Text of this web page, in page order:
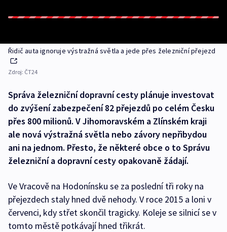
Řidič auta ignoruje výstražná světla a jede přes železniční přejezd
Zdroj: ČT24
Správa železniční dopravní cesty plánuje investovat
do zvýšení zabezpečení 82 přejezdů po celém Česku
přes 800 milionů. V Jihomoravském a Zlínském kraji
ale nová výstražná světla nebo závory nepřibydou
ani na jednom. Přesto, že některé obce o to Správu
železniční a dopravní cesty opakovaně žádají.
Ve Vracově na Hodonínsku se za poslední tři roky na
přejezdech staly hned dvě nehody. V roce 2015 a loni v
červenci, kdy střet skončil tragicky. Koleje se silnicí se v
tomto městě potkávají hned třikrát.